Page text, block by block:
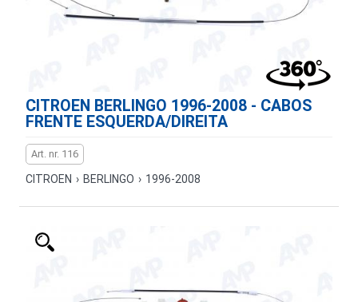
CITROEN BERLINGO 1996-2008 - CABOS
FRENTE ESQUERDA/DIREITA
Art. nr. 116
CITROEN › BERLINGO › 1996-2008